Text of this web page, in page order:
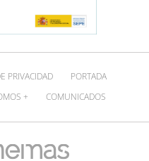
PRIVACIDAD
PORTADA
+ COMUNICADOS